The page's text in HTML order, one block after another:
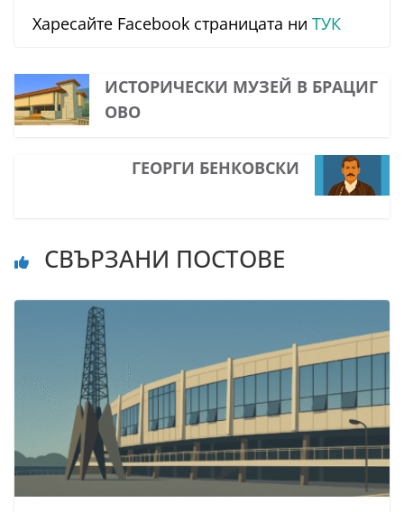
Харесайте Facebook страницата ни ТУК
ИСТОРИЧЕСКИ МУЗЕЙ В БРАЦИГ
ОВО
ГЕОРГИ БЕНКОВСКИ
СВЪРЗАНИ ПОСТОВЕ